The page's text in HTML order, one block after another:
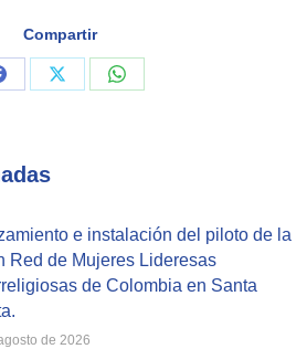
Compartir
Share
Share
e instalación del piloto de la
Red de Mujeres Lideresas
de Colombia en Santa
de 2026